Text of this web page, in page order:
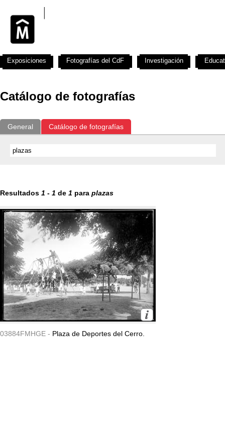
Catálogo de fotografías
General Catálogo de fotografías
Resultados 1 - 1 de 1 para plazas
03884FMHGE - Plaza de Deportes del Cerro.
Exposiciones Fotografías del CdF Investigación